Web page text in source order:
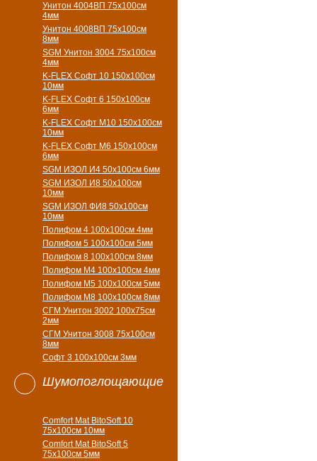
Унитон 4004ВП 75х100см
4мм
Унитон 4008ВП 75х100см
8мм
SGM Унитон 3004 75х100см
4мм
K-FLEX Софт 10 150х100см
10мм
K-FLEX Софт 6 150х100см
6мм
K-FLEX Софт М10 150х100см
10мм
K-FLEX Софт М6 150х100см
6мм
SGM ИЗОЛ И4 50х100см 6мм
SGM ИЗОЛ И8 50х100см
10мм
SGM ИЗОЛ ФИ8 50х100см
10мм
Полифом 4 100х100см 4мм
Полифом 5 100х100см 5мм
Полифом 8 100х100см 8мм
Полифом М4 100х100см 4мм
Полифом М5 100х100см 5мм
Полифом М8 100х100см 8мм
СГМ Унитон 3002 100х75см
2мм
СГМ Унитон 3008 75х100см
8мм
Софт 3 100х100см 3мм
Шумопоглощающие
Comfort Mat BitoSoft 10
75x100см 10мм
Comfort Mat BitoSoft 5
75x100см 5мм